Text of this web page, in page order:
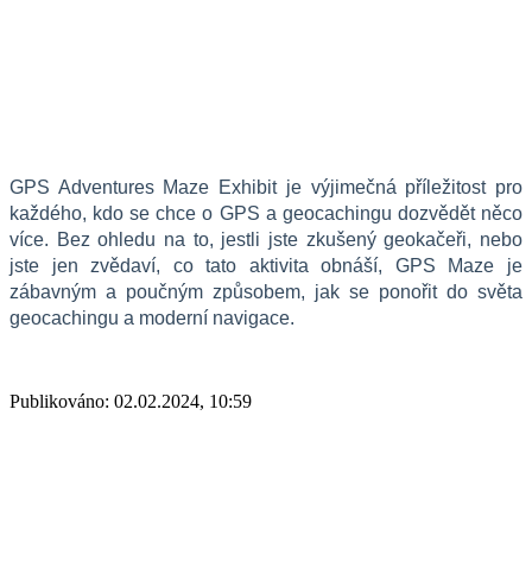
GPS Adventures Maze Exhibit je výjimečná příležitost pro
každého, kdo se chce o GPS a geocachingu dozvědět něco
více. Bez ohledu na to, jestli jste zkušený geokačeři, nebo
jste jen zvědaví, co tato aktivita obnáší, GPS Maze je
zábavným a poučným způsobem, jak se ponořit do světa
geocachingu a moderní navigace.
Publikováno: 02.02.2024, 10:59